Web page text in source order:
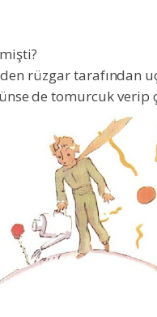
rüzgar tarafından
de tomurcuk verip